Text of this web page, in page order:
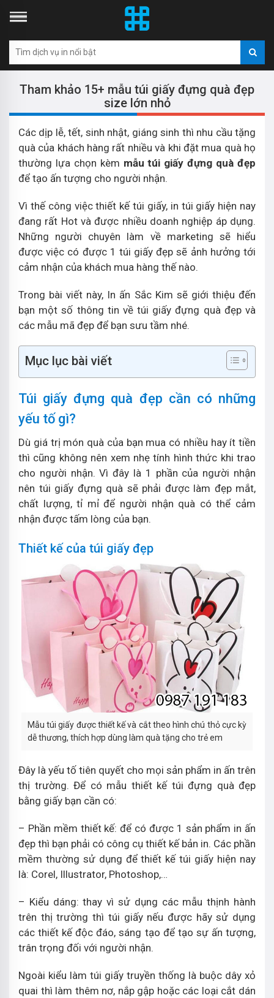
Tham khảo 15+ mẫu túi giấy đựng quà đẹp
size lớn nhỏ
Các dịp lễ, tết, sinh nhật, giáng sinh thì nhu cầu tặng
quà của khách hàng rất nhiều và khi đặt mua quà họ
thường lựa chọn kèm mẫu túi giấy đựng quà đẹp
để tạo ấn tượng cho người nhận.
Vì thế công việc thiết kế túi giấy, in túi giấy hiện nay
đang rất Hot và được nhiều doanh nghiệp áp dụng.
Những người chuyên làm về marketing sẽ hiểu
được việc có được 1 túi giấy đẹp sẽ ảnh hưởng tới
cảm nhận của khách mua hàng thế nào.
Trong bài viết này, In ấn Sắc Kim sẽ giới thiệu đến
bạn một số thông tin về túi giấy đựng quà đẹp và
các mẫu mã đẹp để bạn sưu tầm nhé.
Mục lục bài viết
Túi giấy đựng quà đẹp cần có những
yếu tố gì?
Dù giá trị món quà của bạn mua có nhiều hay ít tiền
thì cũng không nên xem nhẹ tính hình thức khi trao
cho người nhận. Vì đây là 1 phần của người nhận
nên túi giấy đựng quà sẽ phải được làm đẹp mắt,
chất lượng, tỉ mỉ để người nhận quà có thể cảm
nhận được tấm lòng của bạn.
Thiết kế của túi giấy đẹp
Mẫu túi giấy được thiết kế và cắt theo hình chú thỏ cực kỳ
dễ thương, thích hợp dùng làm quà tặng cho trẻ em
Đây là yếu tố tiên quyết cho mọi sản phẩm in ấn trên
thị trường. Để có mẫu thiết kế túi đựng quà đẹp
bằng giấy bạn cần có:
– Phần mềm thiết kế: để có được 1 sản phẩm in ấn
đẹp thì bạn phải có công cụ thiết kế bản in. Các phần
mềm thường sử dụng để thiết kế túi giấy hiện nay
là: Corel, Illustrator, Photoshop,…
– Kiểu dáng: thay vì sử dụng các mẫu thịnh hành
trên thị trường thì túi giấy nếu được hãy sử dụng
các thiết kế độc đáo, sáng tạo để tạo sự ấn tượng,
trân trọng đối với người nhận.
Ngoài kiểu làm túi giấy truyền thống là buộc dây xỏ
quai thì làm thêm nơ, nắp gập hoặc các loại cắt dán